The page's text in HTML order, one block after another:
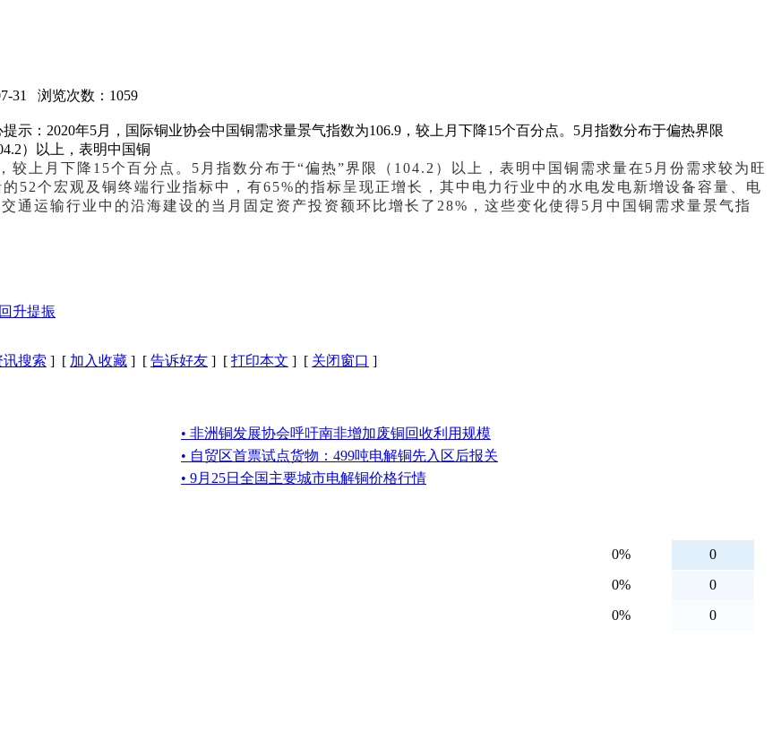
31 浏览次数： 1059
提示：2020年5月，国际铜业协会中国铜需求量景气指数为106.9，较上月下降15个百分点。5月指数分布于偏热界限
）以上，表明中国铜
上月下降15个百分点。5月指数分布于“偏热”界限（104.2）以上，表明中国铜需求量在5月份需求较为旺
52个宏观及铜终端行业指标中，有65%的指标呈现正增长，其中电力行业中的水电发电新增设备容量、电
通运输行业中的沿海建设的当月固定资产投资额环比增长了28%，这些变化使得5月中国铜需求量景气指
升提振
讯搜索 ] [ 加入收藏 ] [ 告诉好友 ] [ 打印本文 ] [ 关闭窗口 ]
• 非洲铜发展协会呼吁南非增加废铜回收利用规模
• 自贸区首票试点货物：499吨电解铜先入区后报关
• 9月25日全国主要城市电解铜价格行情